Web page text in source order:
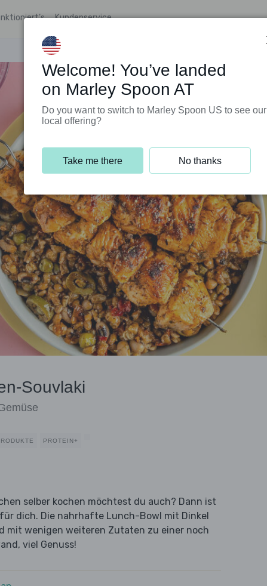
Kundenservice
Souvlaki
PROTEIN+
selber kochen möchtest du auch? Dann ist
dich. Die nahrhafte Lunch-Bowl mit Dinkel
mit wenigen weiteren Zutaten zu einer noch
viel Genuss!
Welcome! You’ve landed
on Marley Spoon AT
Do you want to switch to Marley Spoon US to see our
local offering?
Take me there No thanks